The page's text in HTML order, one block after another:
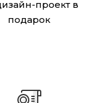
проект в
подарок